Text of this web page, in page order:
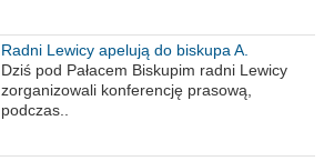
Radni Lewicy apelują do biskupa A.
Wiesława Meringa
Dziś pod Pałacem Biskupim radni Lewicy
zorganizowali konferencję prasową,
podczas..